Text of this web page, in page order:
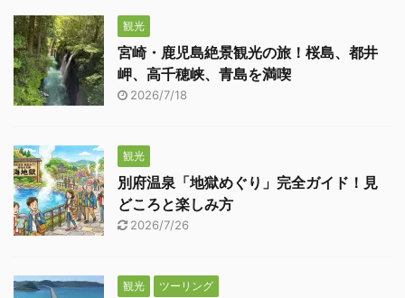
観光
宮崎・鹿児島絶景観光の旅！桜島、都井
岬、高千穂峡、青島を満喫
2026/7/18
観光
別府温泉「地獄めぐり」完全ガイド！見
どころと楽しみ方
2026/7/26
観光 ツーリング